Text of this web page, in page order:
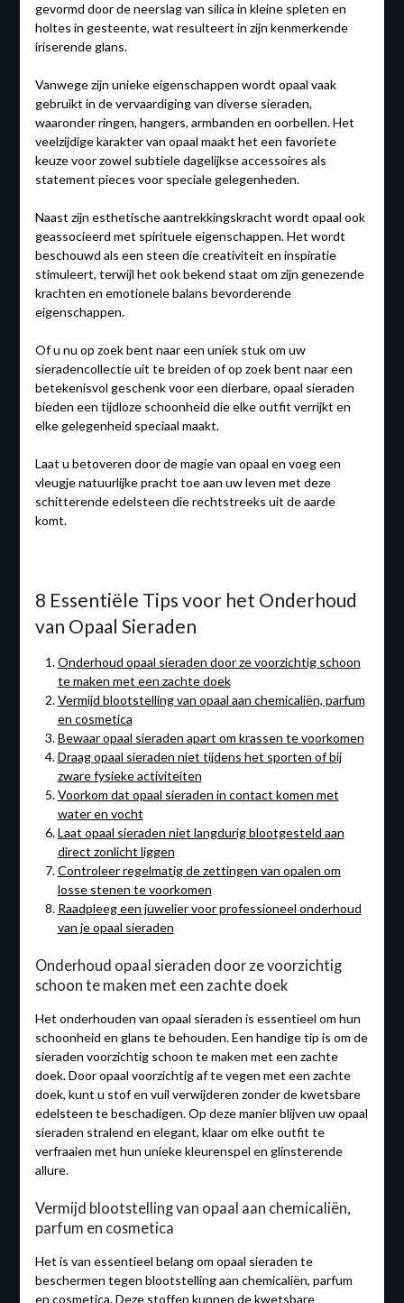
gevormd door de neerslag van silica in kleine spleten en
holtes in gesteente, wat resulteert in zijn kenmerkende
iriserende glans.
Vanwege zijn unieke eigenschappen wordt opaal vaak
gebruikt in de vervaardiging van diverse sieraden,
waaronder ringen, hangers, armbanden en oorbellen. Het
veelzijdige karakter van opaal maakt het een favoriete
keuze voor zowel subtiele dagelijkse accessoires als
statement pieces voor speciale gelegenheden.
Naast zijn esthetische aantrekkingskracht wordt opaal ook
geassocieerd met spirituele eigenschappen. Het wordt
beschouwd als een steen die creativiteit en inspiratie
stimuleert, terwijl het ook bekend staat om zijn genezende
krachten en emotionele balans bevorderende
eigenschappen.
Of u nu op zoek bent naar een uniek stuk om uw
sieradencollectie uit te breiden of op zoek bent naar een
betekenisvol geschenk voor een dierbare, opaal sieraden
bieden een tijdloze schoonheid die elke outfit verrijkt en
elke gelegenheid speciaal maakt.
Laat u betoveren door de magie van opaal en voeg een
vleugje natuurlijke pracht toe aan uw leven met deze
schitterende edelsteen die rechtstreeks uit de aarde
komt.
8 Essentiële Tips voor het Onderhoud
van Opaal Sieraden
Onderhoud opaal sieraden door ze voorzichtig schoon
te maken met een zachte doek
Vermijd blootstelling van opaal aan chemicaliën, parfum
en cosmetica
Bewaar opaal sieraden apart om krassen te voorkomen
Draag opaal sieraden niet tijdens het sporten of bij
zware fysieke activiteiten
Voorkom dat opaal sieraden in contact komen met
water en vocht
Laat opaal sieraden niet langdurig blootgesteld aan
direct zonlicht liggen
Controleer regelmatig de zettingen van opalen om
losse stenen te voorkomen
Raadpleeg een juwelier voor professioneel onderhoud
van je opaal sieraden
Onderhoud opaal sieraden door ze voorzichtig
schoon te maken met een zachte doek
Het onderhouden van opaal sieraden is essentieel om hun
schoonheid en glans te behouden. Een handige tip is om de
sieraden voorzichtig schoon te maken met een zachte
doek. Door opaal voorzichtig af te vegen met een zachte
doek, kunt u stof en vuil verwijderen zonder de kwetsbare
edelsteen te beschadigen. Op deze manier blijven uw opaal
sieraden stralend en elegant, klaar om elke outfit te
verfraaien met hun unieke kleurenspel en glinsterende
allure.
Vermijd blootstelling van opaal aan chemicaliën,
parfum en cosmetica
Het is van essentieel belang om opaal sieraden te
beschermen tegen blootstelling aan chemicaliën, parfum
en cosmetica. Deze stoffen kunnen de kwetsbare